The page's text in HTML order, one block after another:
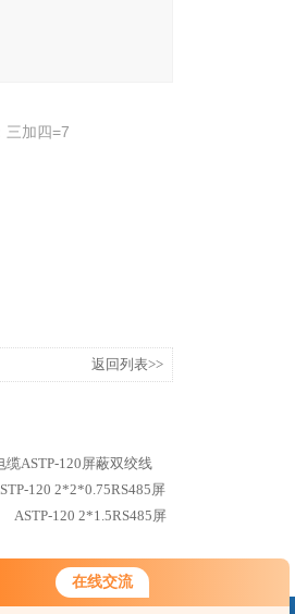
在线交流
您好！欢迎前来咨询，很高兴为您
三加四=7
返回列表>>
缆ASTP-120屏蔽双绞线
120 2*2*0.75RS485屏
ASTP-120 2*1.5RS485屏